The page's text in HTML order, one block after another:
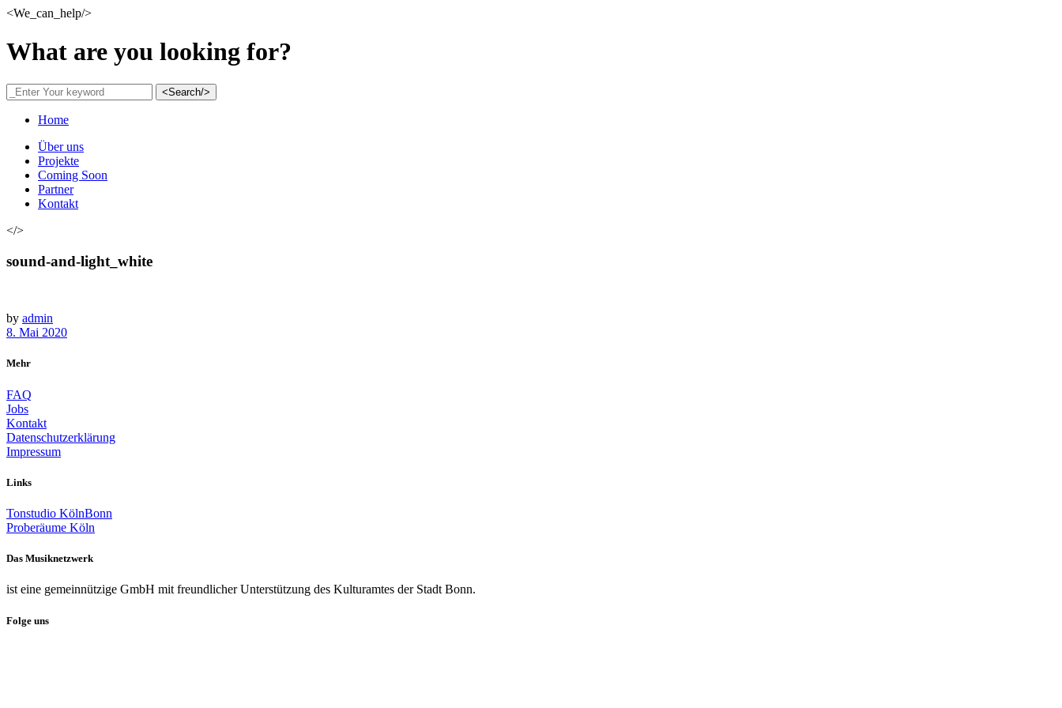
<We_can_help/>
What are you looking for?
<Search/>
Home
Über uns
Projekte
Coming Soon
Partner
Kontakt
</>
sound-and-light_white
by admin
8. Mai 2020
Mehr
FAQ
Jobs
Kontakt
Datenschutzerklärung
Impressum
Links
Tonstudio KölnBonn
Proberäume Köln
Das Musiknetzwerk
ist eine gemeinnützige GmbH mit freundlicher Unterstützung des Kulturamtes der Stadt Bonn.
Folge uns